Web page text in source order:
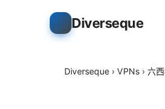
Diverseque
Diverseque › VPNs › 六